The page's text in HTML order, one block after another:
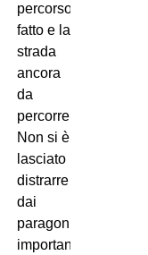
percorso
fatto e la
strada
ancora
da
percorrere.
Non si è
lasciato
distrarre
dai
paragoni
importanti